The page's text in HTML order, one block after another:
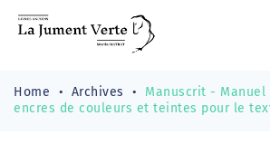
Home Archives
Manuscrit -
encres de couleurs et teintes pour le